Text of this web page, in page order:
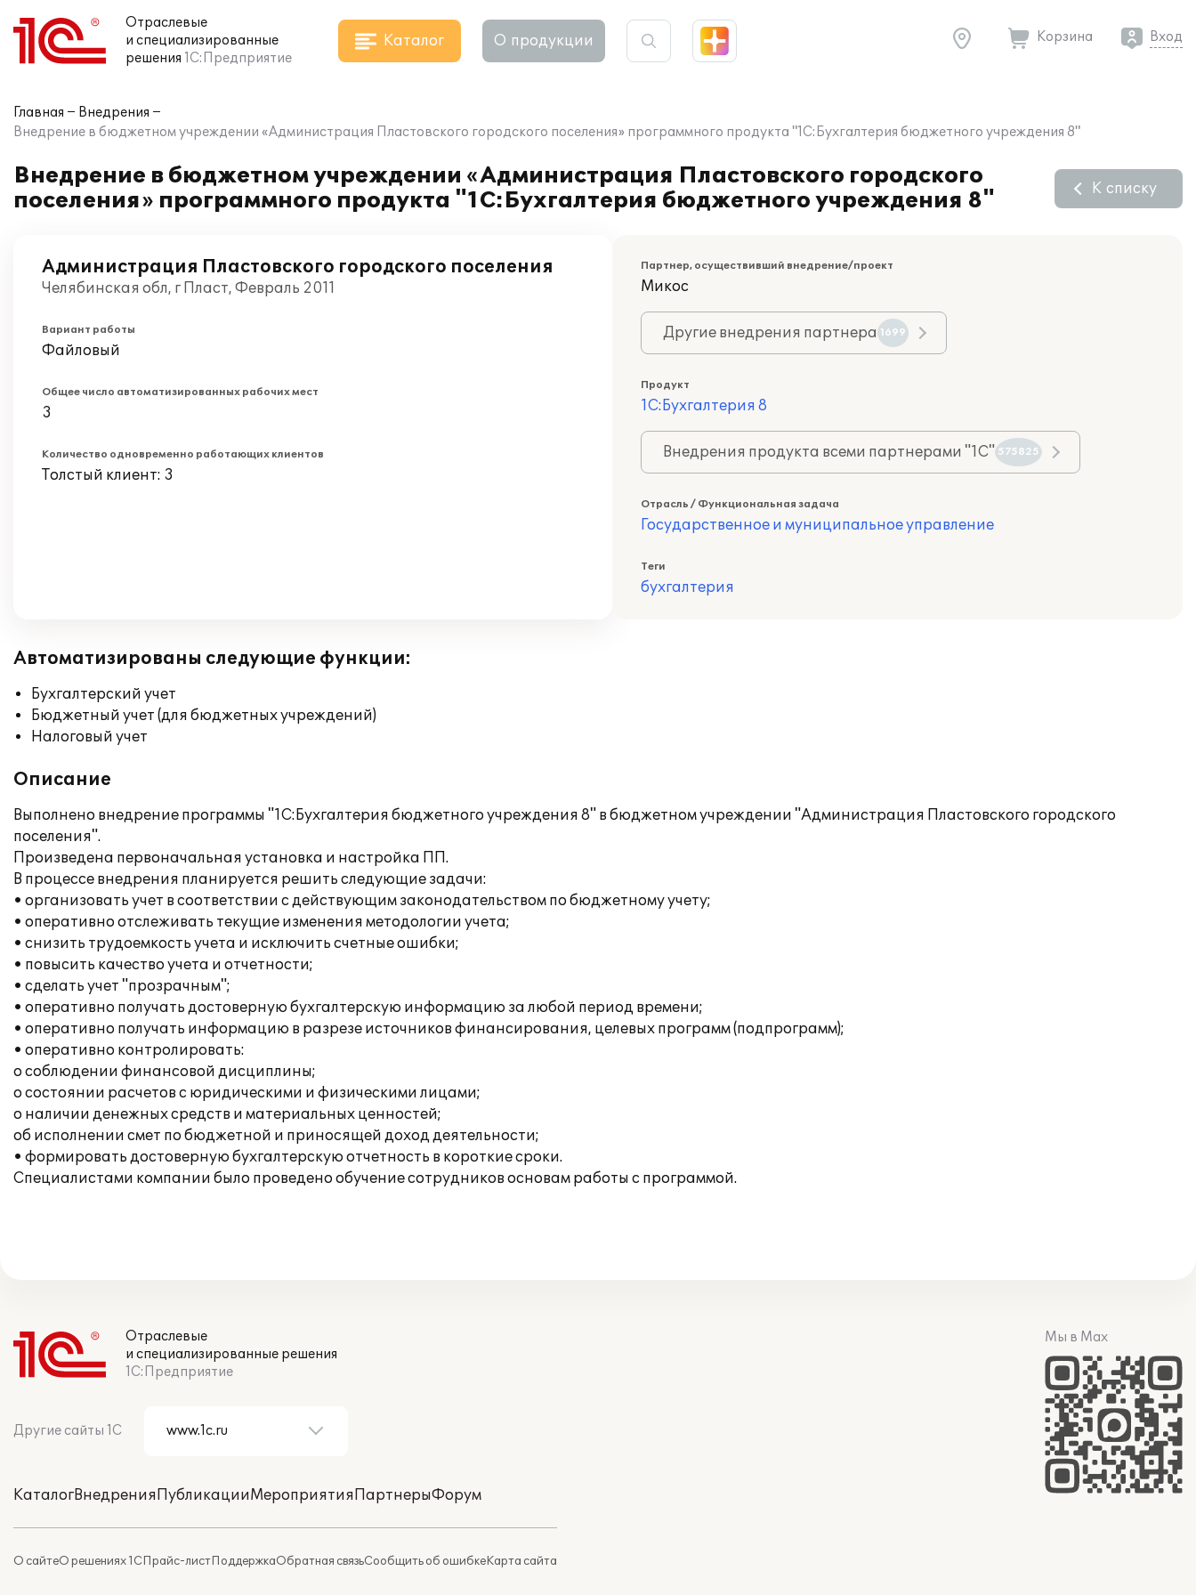
Отраслевые
и специализированные
решения 1С:Предприятие
Каталог О продукции Корзина Вход
Главная
Внедрения
Внедрение в бюджетном учреждении «Администрация Пластовского городского поселения» программного продукта "1С:Бухгалтерия бюджетного учреждения 8"
Внедрение в бюджетном учреждении «Администрация Пластовского городского
поселения» программного продукта "1С:Бухгалтерия бюджетного учреждения 8"
К списку
Администрация Пластовского городского поселения
Челябинская обл, г Пласт, Февраль 2011
Вариант работы
Файловый
Общее число автоматизированных рабочих мест
3
Количество одновременно работающих клиентов
Толстый клиент: 3
Партнер, осуществивший внедрение/проект
Микос
Другие внедрения партнера 1699
Продукт
1С:Бухгалтерия 8
Внедрения продукта всеми партнерами "1С" 575825
Отрасль / Функциональная задача
Государственное и муниципальное управление
Теги
бухгалтерия
Автоматизированы следующие функции:
Бухгалтерский учет
Бюджетный учет (для бюджетных учреждений)
Налоговый учет
Описание
Выполнено внедрение программы "1С:Бухгалтерия бюджетного учреждения 8" в бюджетном учреждении "Администрация Пластовского городского
поселения".
Произведена первоначальная установка и настройка ПП.
В процессе внедрения планируется решить следующие задачи:
• организовать учет в соответствии с действующим законодательством по бюджетному учету;
• оперативно отслеживать текущие изменения методологии учета;
• снизить трудоемкость учета и исключить счетные ошибки;
• повысить качество учета и отчетности;
• сделать учет "прозрачным";
• оперативно получать достоверную бухгалтерскую информацию за любой период времени;
• оперативно получать информацию в разрезе источников финансирования, целевых программ (подпрограмм);
• оперативно контролировать:
o соблюдении финансовой дисциплины;
o состоянии расчетов с юридическими и физическими лицами;
o наличии денежных средств и материальных ценностей;
oб исполнении смет по бюджетной и приносящей доход деятельности;
• формировать достоверную бухгалтерскую отчетность в короткие сроки.
Специалистами компании было проведено обучение сотрудников основам работы с программой.
Отраслевые
и специализированные решения
1С:Предприятие
Другие сайты 1С
КаталогВнедренияПубликацииМероприятияПартнерыФорум
О сайтеО решениях 1СПрайс-листПоддержкаОбратная связьСообщить об ошибкеКарта сайта
Мы в Max